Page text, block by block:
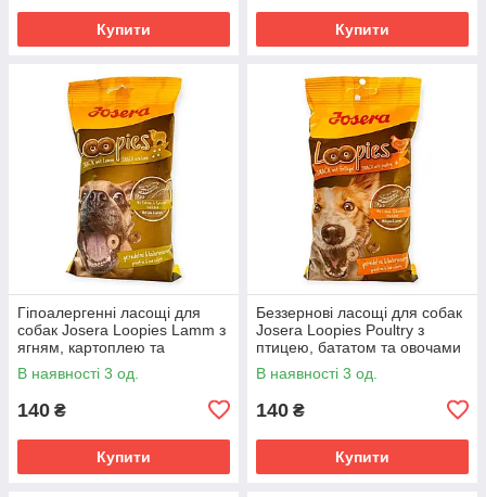
Купити Купити
Гіпоалергенні ласощі для
собак Josera Loopies Lamm з
ягням, картоплею та
фруктами 150 г беззернові
хрусткі кільця для собак
В наявності 3 од.
140 ₴
Купити
Беззернові ласощі для собак
Josera Loopies Poultry з
птицею, бататом та овочами
150 г низькокалорійні кільця
для дресирування
В наявності 3 од.
140 ₴
Купити